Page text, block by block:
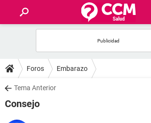
FOROS
SALUD
FAMILIA
Foros Embarazo
Tema Anterior
Consejo